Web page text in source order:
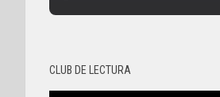
CLUB DE LECTURA